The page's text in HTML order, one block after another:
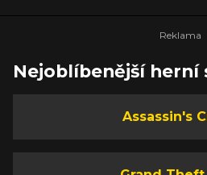
Nejoblíbenější herní
Assassin's